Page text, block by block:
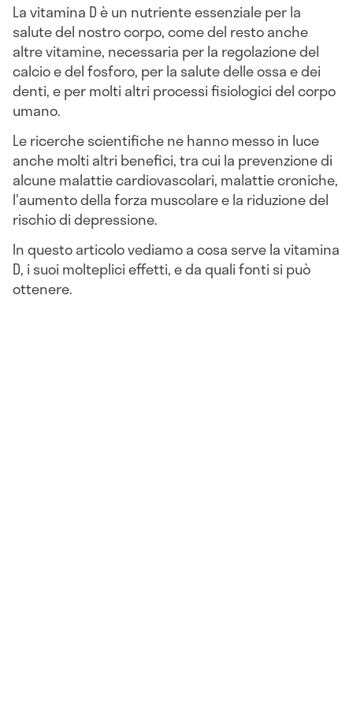
La vitamina D è un nutriente essenziale per la
salute del nostro corpo, come del resto anche
altre vitamine, necessaria per la regolazione del
calcio e del fosforo, per la salute delle ossa e dei
denti, e per molti altri processi fisiologici del corpo
umano.
Le ricerche scientifiche ne hanno messo in luce
anche molti altri benefici, tra cui la prevenzione di
alcune malattie cardiovascolari, malattie croniche,
l'aumento della forza muscolare e la riduzione del
rischio di depressione.
In questo articolo vediamo a cosa serve la vitamina
D, i suoi molteplici effetti, e da quali fonti si può
ottenere.